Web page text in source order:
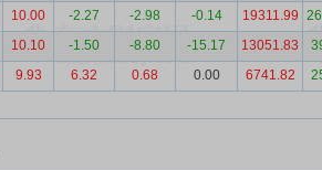
国际工程承包领域具有丰富的项目开发、
、矿业等领域的众多重点项目。公司多次作
果（金）为中心的中南部非洲地区以及中国
10.00 -2.27 -2.98 -0.14 19311.99
10.10 -1.50 -8.80 -15.17 13051.83
9.93 6.32 0.68 0.00 6741.82